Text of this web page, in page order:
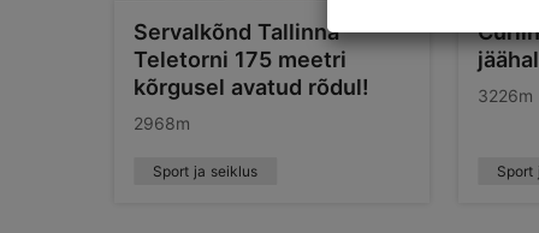
Servalkõnd Tallinna
Teletorni 175 meetri
kõrgusel avatud rõdul!
2968m
Sport ja seiklus
3226m
Sport